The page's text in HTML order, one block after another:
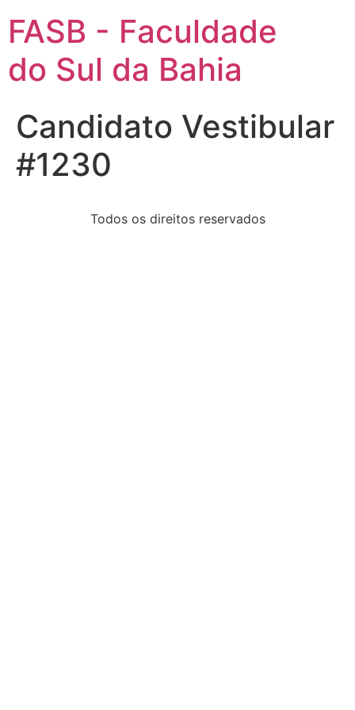
FASB - Faculdade
do Sul da Bahia
Candidato Vestibular
#1230
Todos os direitos reservados